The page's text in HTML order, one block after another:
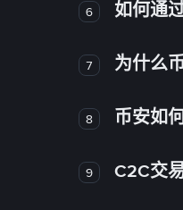
6 如何通
7 为什么
8 币安如
9 C2C交